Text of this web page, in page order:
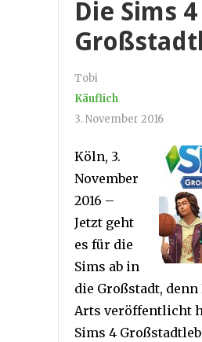
Die Sims 4
Tobi
Käuflich
3. November 2016
Köln, 3.
November
2016 –
Jetzt geht
es für die
Sims ab in
die Großstadt,
Arts veröffentlicht
Sims 4